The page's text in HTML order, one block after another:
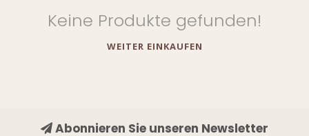
Keine Produkte gefunden!
WEITER EINKAUFEN
Abonnieren Sie unseren Newsletter